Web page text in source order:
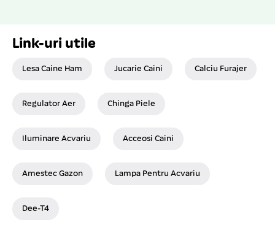
Link-uri utile
Lesa Caine Ham Jucarie Caini Calciu Furajer
Regulator Aer Chinga Piele
Iluminare Acvariu Acceosi Caini
Amestec Gazon Lampa Pentru Acvariu
Dee-T4